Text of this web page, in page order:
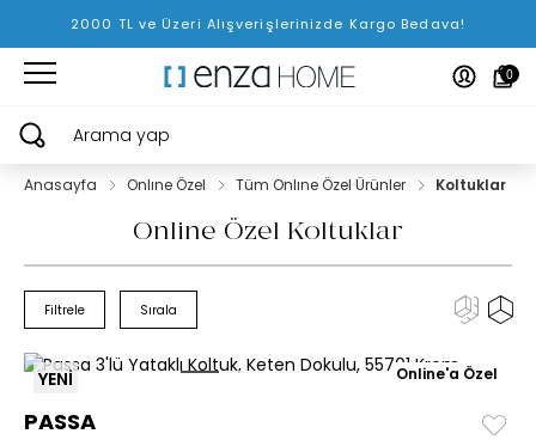
2000 TL ve Üzeri Alışverişlerinizde Kargo Bedava!
0
Arama yap
Anasayfa Onlıne Özel Tüm Onlıne Özel Ürünler Koltuklar
Online Özel Koltuklar
Filtrele Sırala
YENİ Online'a Özel
PASSA